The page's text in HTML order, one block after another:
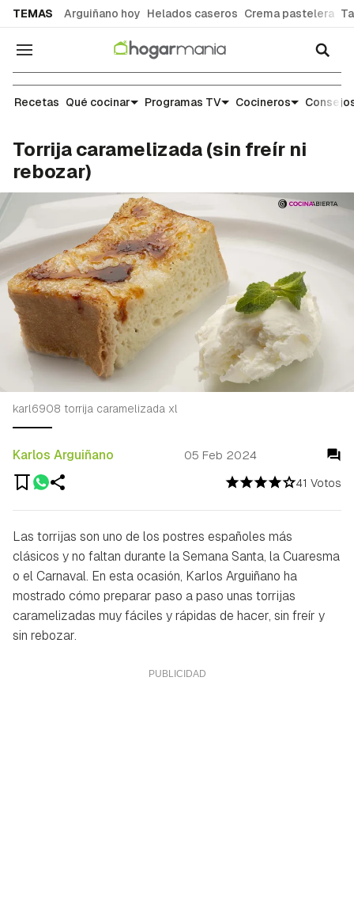
TEMAS Arguiñano hoy Helados caseros Crema pastelera
Navegación
Recetas
Recetas Qué cocinar Programas TV Cocineros
Torrija caramelizada (sin freír ni
rebozar)
41 Votos
Karlos Arguiñano 05 Feb 2024
karl6908 torrija caramelizada xl
Las torrijas son uno de los postres españoles más
clásicos y no faltan durante la Semana Santa, la Cuaresma
o el Carnaval. En esta ocasión, Karlos Arguiñano ha
mostrado cómo preparar paso a paso unas torrijas
caramelizadas muy fáciles y rápidas de hacer, sin freír y
sin rebozar.